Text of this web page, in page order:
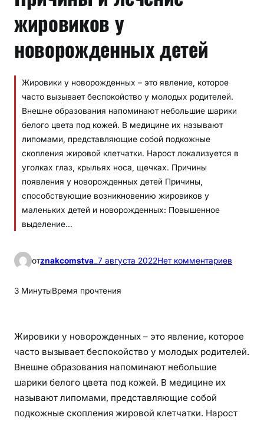
жировиков у
новорожденных детей
Жировики у новорожденных – это явление, которое
часто вызывает беспокойство у молодых родителей.
Внешне образования напоминают небольшие шарики
белого цвета под кожей. В медицине их называют
липомами, представляющие собой подкожные
скопления жировой клетчатки. Нарост локализуется в
уголках глаз, крыльях носа, щечках. Причины
появления у новорожденных детей Причины,
способствующие возникновению жировиков у
маленьких детей и новорожденных: Повышенное
выделение…
отznakcomstva_ 7 августа 2022Нет комментариев
ч
3 МинутыВремя прочтения
Жировики у новорожденных – это явление, которое
часто вызывает беспокойство у молодых родителей.
Внешне образования напоминают небольшие
шарики белого цвета под кожей. В медицине их
называют липомами, представляющие собой
подкожные скопления жировой клетчатки. Нарост